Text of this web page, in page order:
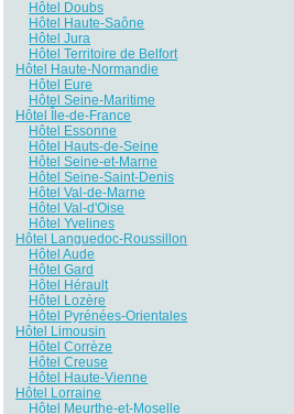
Hôtel Doubs
Hôtel Haute-Saône
Hôtel Jura
Hôtel Territoire de Belfort
Hôtel Haute-Normandie
Hôtel Eure
Hôtel Seine-Maritime
Hôtel Île-de-France
Hôtel Essonne
Hôtel Hauts-de-Seine
Hôtel Seine-et-Marne
Hôtel Seine-Saint-Denis
Hôtel Val-de-Marne
Hôtel Val-d'Oise
Hôtel Yvelines
Hôtel Languedoc-Roussillon
Hôtel Aude
Hôtel Gard
Hôtel Hérault
Hôtel Lozère
Hôtel Pyrénées-Orientales
Hôtel Limousin
Hôtel Corrèze
Hôtel Creuse
Hôtel Haute-Vienne
Hôtel Lorraine
Hôtel Meurthe-et-Moselle